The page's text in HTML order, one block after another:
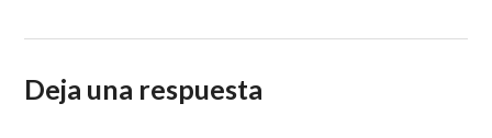
Deja una respuesta